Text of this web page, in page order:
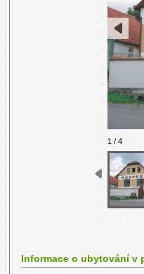
1 / 4
Informace o ubytování v